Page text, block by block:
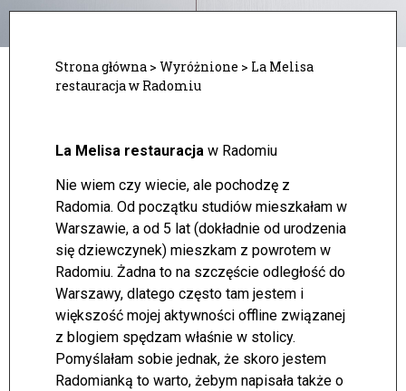
Strona główna > Wyróżnione > La Melisa
restauracja w Radomiu
La Melisa restauracja w Radomiu
Nie wiem czy wiecie, ale pochodzę z
Radomia. Od początku studiów mieszkałam w
Warszawie, a od 5 lat (dokładnie od urodzenia
się dziewczynek) mieszkam z powrotem w
Radomiu. Żadna to na szczęście odległość do
Warszawy, dlatego często tam jestem i
większość mojej aktywności offline związanej
z blogiem spędzam właśnie w stolicy.
Pomyślałam sobie jednak, że skoro jestem
Radomianką to warto, żebym napisała także o